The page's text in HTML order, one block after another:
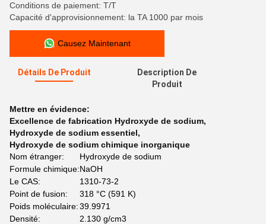
Conditions de paiement: T/T
Capacité d'approvisionnement: la TA 1000 par mois
Causez Maintenant
Détails De Produit
Description De
Produit
Mettre en évidence:
Excellence de fabrication Hydroxyde de sodium,
Hydroxyde de sodium essentiel,
Hydroxyde de sodium chimique inorganique
Nom étranger:
Hydroxyde de sodium
Formule chimique:NaOH
Le CAS:
1310-73-2
Point de fusion:
318 °C (591 K)
Poids moléculaire:39.9971
Densité:
2.130 g/cm3